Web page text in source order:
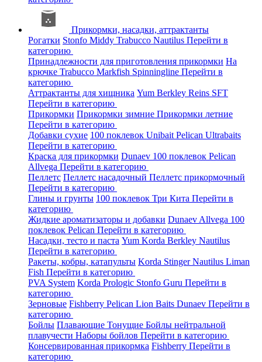
Прикормки, насадки, аттрактанты
Рогатки Stonfo Middy Trabucco Nautilus Перейти в
категорию
Принадлежности для приготовления прикормки На
крючке Trabucco Markfish Spinningline Перейти в
категорию
Аттрактанты для хищника Yum Berkley Reins SFT
Перейти в категорию
Прикормки Прикормки зимние Прикормки летние
Перейти в категорию
Добавки сухие 100 поклевок Unibait Pelican Ultrabaits
Перейти в категорию
Краска для прикормки Dunaev 100 поклевок Pelican
Allvega Перейти в категорию
Пеллетс Пеллетс насадочный Пеллетс прикормочный
Перейти в категорию
Глины и грунты 100 поклевок Три Кита Перейти в
категорию
Жидкие ароматизаторы и добавки Dunaev Allvega 100
поклевок Pelican Перейти в категорию
Насадки, тесто и паста Yum Korda Berkley Nautilus
Перейти в категорию
Ракеты, кобры, катапульты Korda StingerNautilus Liman
Fish Перейти в категорию
PVA System Korda Prologic Stonfo Guru Перейти в
категорию
Зерновые Fishberry Pelican Lion Baits Dunaev Перейти в
категорию
Бойлы Плавающие Тонущие Бойлы нейтральной
плавучести Наборы бойлов Перейти в категорию
Консервированная прикормка Fishberry Перейти в
категорию